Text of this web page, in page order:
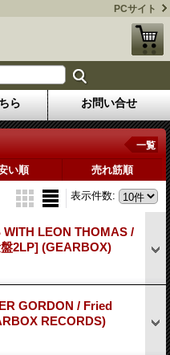
PCサイト
ら お問い合せ
一覧
い順 売れ筋順
表示件数:
WITH LEON THOMAS /
2LP] (GEARBOX)
GORDON / Fried
RECORDS)